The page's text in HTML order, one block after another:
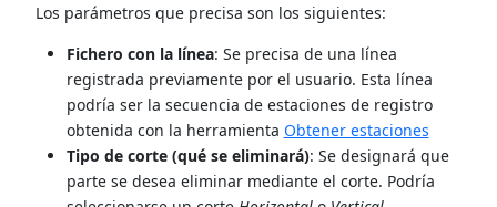
Los parámetros que precisa son los siguientes:
Fichero con la línea: Se precisa de una línea
registrada previamente por el usuario. Esta línea
podría ser la secuencia de estaciones de registro
obtenida con la herramienta Obtener estaciones
Tipo de corte (qué se eliminará): Se designará que
parte se desea eliminar mediante el corte. Podría